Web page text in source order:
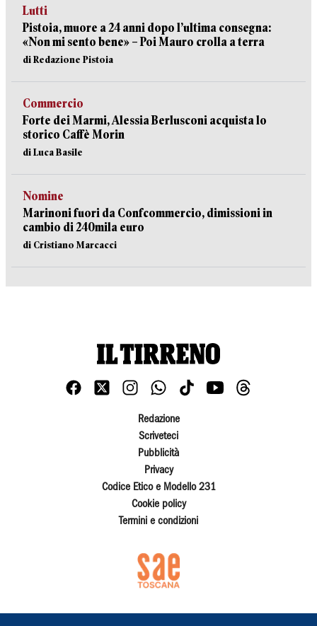
Lutti
Pistoia, muore a 24 anni dopo l’ultima consegna:
«Non mi sento bene» – Poi Mauro crolla a terra
di Redazione Pistoia
Commercio
Forte dei Marmi, Alessia Berlusconi acquista lo
storico Caffè Morin
di Luca Basile
Nomine
Marinoni fuori da Confcommercio, dimissioni in
cambio di 240mila euro
di Cristiano Marcacci
Redazione
Scriveteci
Pubblicità
Privacy
Codice Etico e Modello 231
Cookie policy
Termini e condizioni